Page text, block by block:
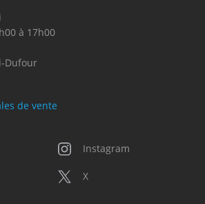
à 17h00
Dufour
de vente
Instagram
X